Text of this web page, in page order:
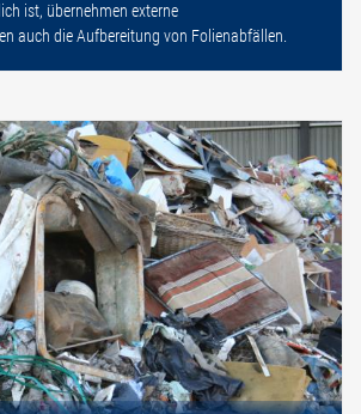
ist, übernehmen externe
auch die Aufbereitung von Folienabfällen.